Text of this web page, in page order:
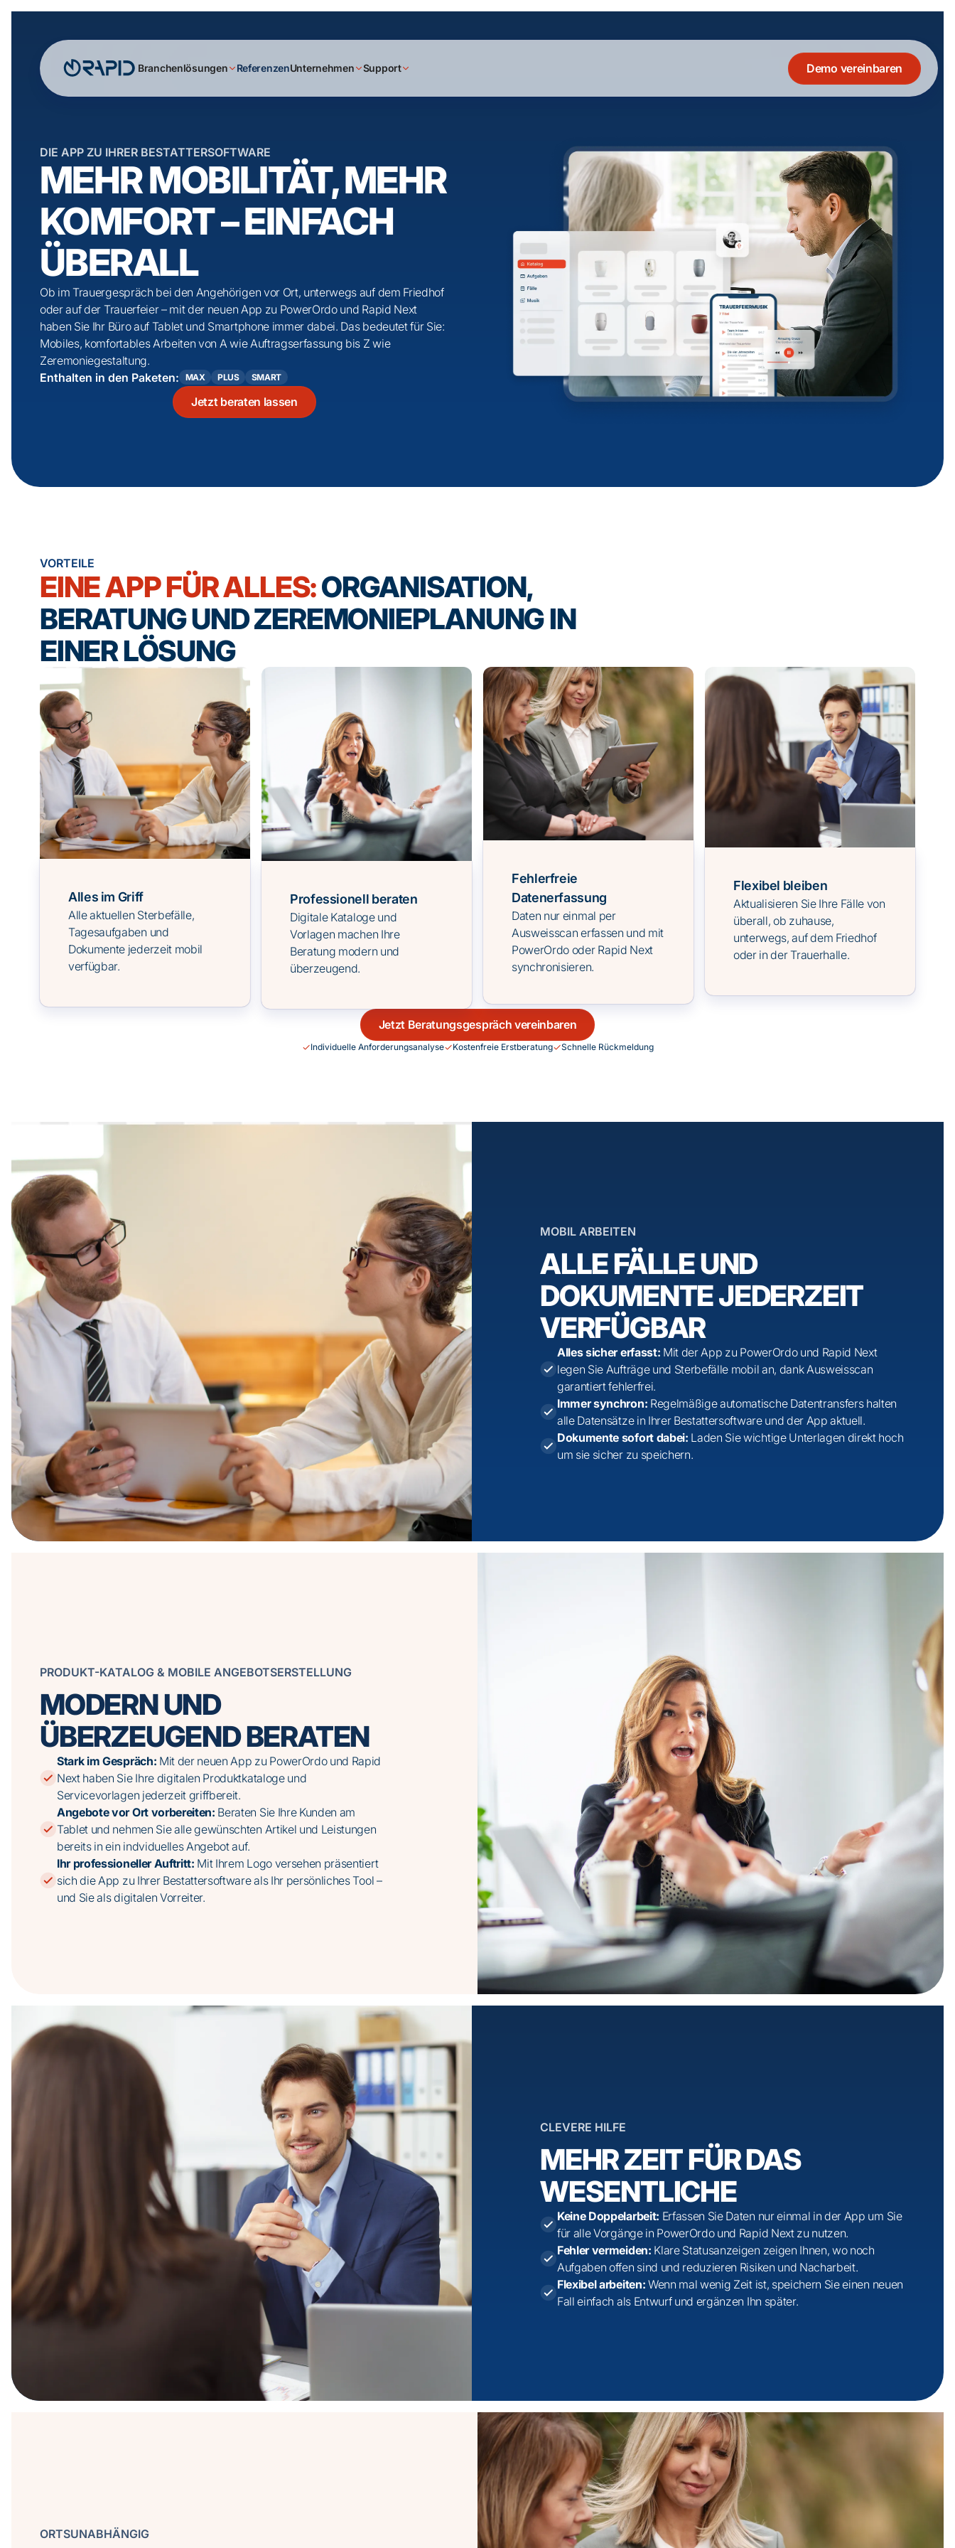
Branchenlösungen ReferenzenUnternehmen Support Demo vereinbaren
DIE APP ZU IHRER BESTATTERSOFTWARE
MEHR MOBILITÄT, MEHR
KOMFORT – EINFACH
ÜBERALL
Ob im Trauergespräch bei den Angehörigen vor Ort, unterwegs auf dem Friedhof
oder auf der Trauerfeier – mit der neuen App zu PowerOrdo und Rapid Next
haben Sie Ihr Büro auf Tablet und Smartphone immer dabei. Das bedeutet für Sie:
Mobiles, komfortables Arbeiten von A wie Auftrags­erfassung bis Z wie
Zeremonie­gestaltung.
Enthalten in den Paketen: MAX PLUS SMART
Jetzt beraten lassen
VORTEILE
EINE APP FÜR ALLES:ORGANISATION,
BERATUNG UND ZEREMONIEPLANUNG IN
EINER LÖSUNG
Alles im Griff
Alle aktuellen Sterbefälle,
Tagesaufgaben und
Dokumente jederzeit mobil
verfügbar.
Professionell beraten
Digitale Kataloge und
Vorlagen machen Ihre
Beratung modern und
überzeugend.
Fehlerfreie
Datenerfassung
Daten nur einmal per
Ausweisscan erfassen und mit
PowerOrdo oder Rapid Next
synchronisieren.
Flexibel bleiben
Aktualisieren Sie Ihre Fälle von
überall, ob zuhause,
unterwegs, auf dem Friedhof
oder in der Trauerhalle.
Jetzt Beratungsgespräch vereinbaren
Individuelle Anforderungsanalyse Kostenfreie Erstberatung Schnelle Rückmeldung
MOBIL ARBEITEN
ALLE FÄLLE UND
DOKUMENTE JEDERZEIT
VERFÜGBAR
Alles sicher erfasst: Mit der App zu PowerOrdo und Rapid Next
legen Sie Aufträge und Sterbefälle mobil an, dank Ausweisscan
garantiert fehlerfrei.
Immer synchron: Regelmäßige automatische Datentransfers halten
alle Datensätze in Ihrer Bestattersoftware und der App aktuell.
Dokumente sofort dabei: Laden Sie wichtige Unterlagen direkt hoch
um sie sicher zu speichern.
PRODUKT-KATALOG & MOBILE ANGEBOTSERSTELLUNG
MODERN UND
ÜBERZEUGEND BERATEN
Stark im Gespräch: Mit der neuen App zu PowerOrdo und Rapid
Next haben Sie Ihre digitalen Produktkataloge und
Servicevorlagen jederzeit griffbereit.
Angebote vor Ort vorbereiten: Beraten Sie Ihre Kunden am
Tablet und nehmen Sie alle gewünschten Artikel und Leistungen
bereits in ein indviduelles Angebot auf.
Ihr professioneller Auftritt: Mit Ihrem Logo versehen präsentiert
sich die App zu Ihrer Bestattersoftware als Ihr persönliches Tool –
und Sie als digitalen Vorreiter.
CLEVERE HILFE
MEHR ZEIT FÜR DAS
WESENTLICHE
Keine Doppelarbeit: Erfassen Sie Daten nur einmal in der App um Sie
für alle Vorgänge in PowerOrdo und Rapid Next zu nutzen.
Fehler vermeiden: Klare Statusanzeigen zeigen Ihnen, wo noch
Aufgaben offen sind und reduzieren Risiken und Nacharbeit.
Flexibel arbeiten: Wenn mal wenig Zeit ist, speichern Sie einen neuen
Fall einfach als Entwurf und ergänzen Ihn später.
ORTSUNABHÄNGIG